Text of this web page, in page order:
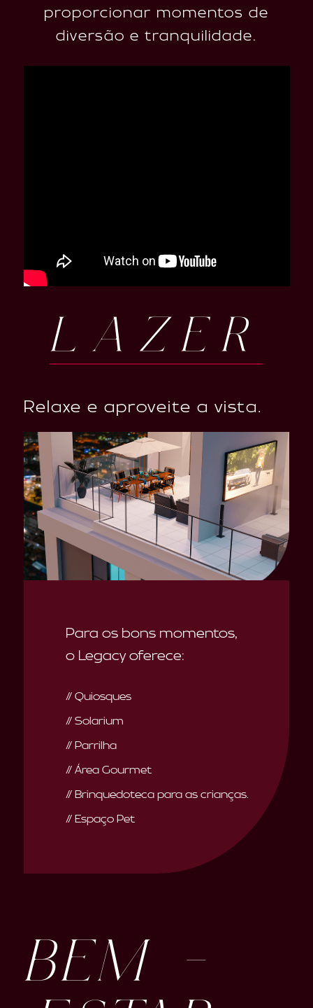
proporcionar momentos de
diversão e tranquilidade.
LAZER
Relaxe e aproveite a vista.
Para os bons momentos,
o Legacy oferece:
// Quiosques
// Solarium
// Parrilha
// Área Gourmet
// Brinquedoteca para as crianças.
// Espaço Pet
BEM -